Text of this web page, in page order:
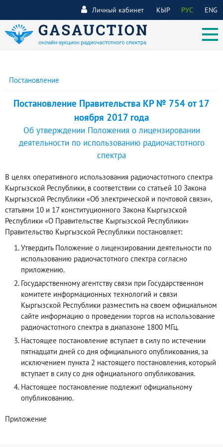
КЫР РУС ENG
Личный кабинет
Постановление
Постановление Правительства КР № 754 от 17
ноября 2017 года
Об утверждении Положения о лицензировании
деятельности по использованию радиочастотного
спектра
В целях оперативного использования радиочастотного спектра
Кыргызской Республики, в соответствии со статьей 10 Закона
Кыргызской Республики «Об электрической и почтовой связи»,
статьями 10 и 17 конституционного Закона Кыргызской
Республики «О Правительстве Кыргызской Республики»
Правительство Кыргызской Республики постановляет:
Утвердить Положение о лицензировании деятельности по
использованию радиочастотного спектра согласно
приложению.
Государственному агентству связи при Государственном
комитете информационных технологий и связи
Кыргызской Республики разместить на своем официальном
сайте информацию о проведении торгов на использование
радиочастотного спектра в диапазоне 1800 МГц.
Настоящее постановление вступает в силу по истечении
пятнадцати дней со дня официального опубликования, за
исключением пункта 2 настоящего постановления, который
вступает в силу со дня официального опубликования.
Настоящее постановление подлежит официальному
опубликованию.
Приложение